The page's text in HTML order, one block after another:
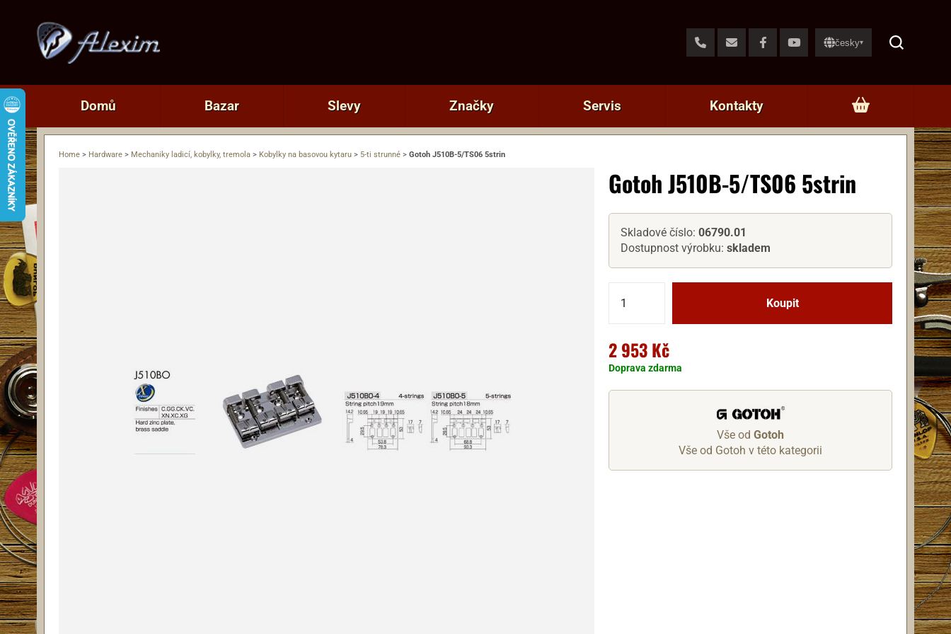
česky▾
Domů Bazar Slevy Značky Servis Kontakty
Home > Hardware > Mechaniky ladicí, kobylky, tremola > Kobylky na basovou kytaru > 5-ti strunné > Gotoh J510B-5/TS06 5strin
Gotoh J510B-5/TS06 5strin
Skladové číslo:06790.01
Dostupnost výrobku:skladem
2 953 Kč
Doprava zdarma
Vše odGotoh
Vše od Gotoh v této kategorii